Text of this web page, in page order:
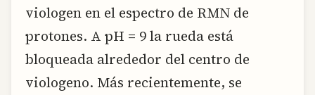
viologen en el espectro de RMN de
protones. A pH = 9 la rueda está
bloqueada alrededor del centro de
viologeno. Más recientemente, se